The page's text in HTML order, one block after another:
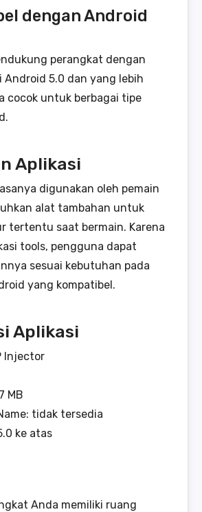
dengan Android
perangkat dengan
Android 5.0 dan yang lebih
cocok untuk berbagai tipe
Aplikasi
digunakan oleh pemain
alat tambahan untuk
tertentu saat bermain. Karena
tools, pengguna dapat
sesuai kebutuhan pada
yang kompatibel.
Aplikasi
Injector
MB
tidak tersedia
ke atas
Anda memiliki ruang